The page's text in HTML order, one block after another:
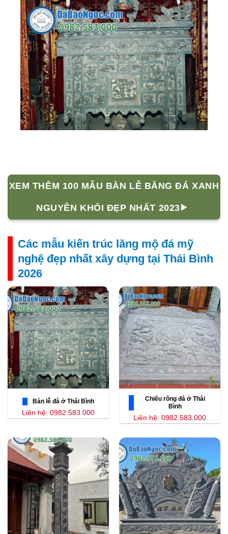
XEM THÊM 100 MẪU BÀN LỄ BẰNG ĐÁ XANH
NGUYÊN KHỐI ĐẸP NHẤT 2023
Các mẫu kiến trúc lăng mộ đá mỹ
nghệ đẹp nhất xây dựng tại Thái Bình
2026
Bàn lễ đá ở Thái Bình
Liên hệ: 0982.583.000
Chiếu rồng đá ở Thái
Bình
Liên hệ: 0982.583.000